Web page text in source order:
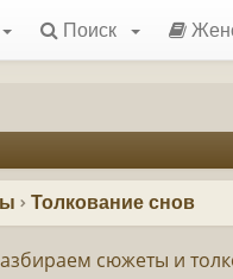
Поиск
Толкование снов
сюжеты и